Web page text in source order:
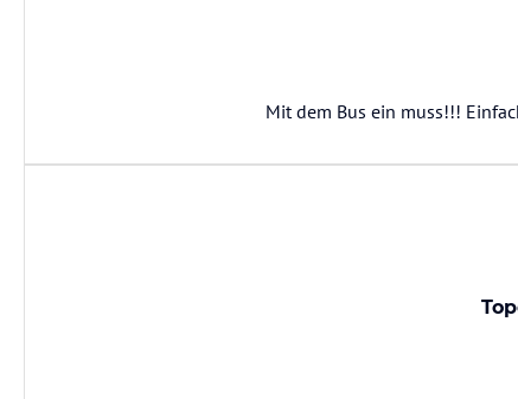
Mit dem Bus ein muss!!!